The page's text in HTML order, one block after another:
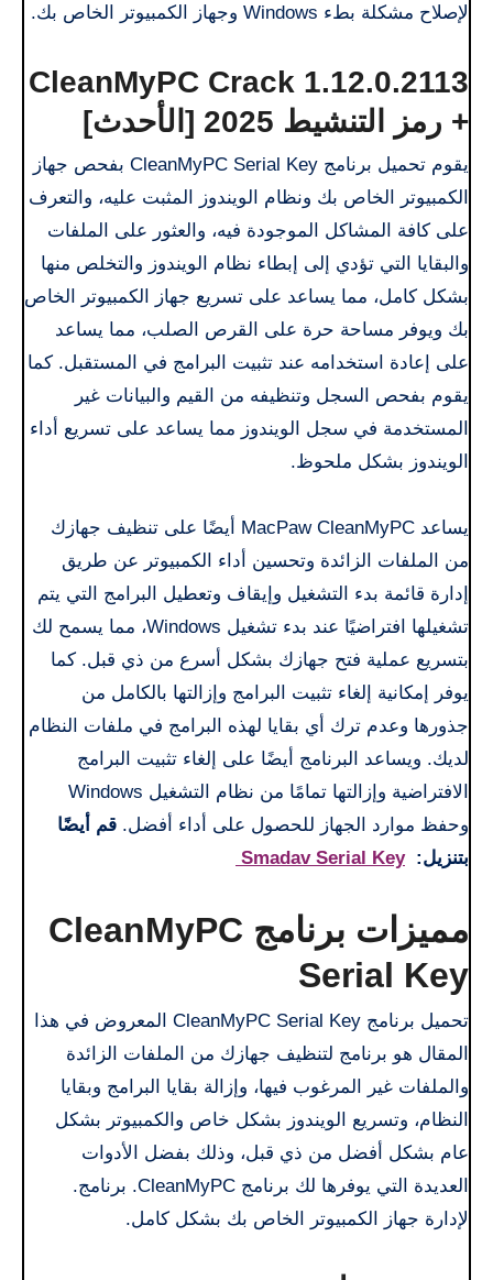
لإصلاح مشكلة بطء Windows وجهاز الكمبيوتر الخاص بك.
CleanMyPC Crack 1.12.0.2113
+ رمز التنشيط 2025 [الأحدث]
يقوم تحميل برنامج CleanMyPC Serial Key بفحص جهاز
الكمبيوتر الخاص بك ونظام الويندوز المثبت عليه، والتعرف
على كافة المشاكل الموجودة فيه، والعثور على الملفات
والبقايا التي تؤدي إلى إبطاء نظام الويندوز والتخلص منها
بشكل كامل، مما يساعد على تسريع جهاز الكمبيوتر الخاص
بك ويوفر مساحة حرة على القرص الصلب، مما يساعد
على إعادة استخدامه عند تثبيت البرامج في المستقبل. كما
يقوم بفحص السجل وتنظيفه من القيم والبيانات غير
المستخدمة في سجل الويندوز مما يساعد على تسريع أداء
الويندوز بشكل ملحوظ.
يساعد MacPaw CleanMyPC أيضًا على تنظيف جهازك
من الملفات الزائدة وتحسين أداء الكمبيوتر عن طريق
إدارة قائمة بدء التشغيل وإيقاف وتعطيل البرامج التي يتم
تشغيلها افتراضيًا عند بدء تشغيل Windows، مما يسمح لك
بتسريع عملية فتح جهازك بشكل أسرع من ذي قبل. كما
يوفر إمكانية إلغاء تثبيت البرامج وإزالتها بالكامل من
جذورها وعدم ترك أي بقايا لهذه البرامج في ملفات النظام
لديك. ويساعد البرنامج أيضًا على إلغاء تثبيت البرامج
الافتراضية وإزالتها تمامًا من نظام التشغيل Windows
وحفظ موارد الجهاز للحصول على أداء أفضل. قم أيضًا
بتنزيل:Smadav Serial Key
مميزات برنامج CleanMyPC
Serial Key
تحميل برنامج CleanMyPC Serial Key المعروض في هذا
المقال هو برنامج لتنظيف جهازك من الملفات الزائدة
والملفات غير المرغوب فيها، وإزالة بقايا البرامج وبقايا
النظام، وتسريع الويندوز بشكل خاص والكمبيوتر بشكل
عام بشكل أفضل من ذي قبل، وذلك بفضل الأدوات
العديدة التي يوفرها لك برنامج CleanMyPC. برنامج.
لإدارة جهاز الكمبيوتر الخاص بك بشكل كامل.